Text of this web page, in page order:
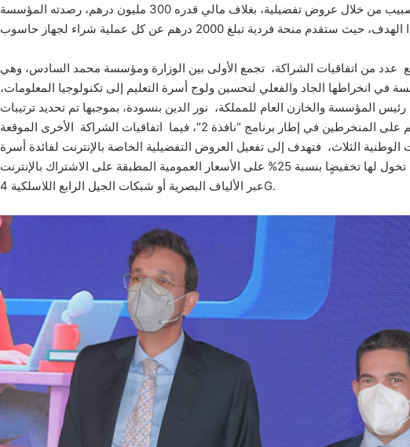
استفادتهم من الإنترنت عالي الصبيب من خلال عروض تفضيلية، بغلاف مالي قدره 300 مليون درهم، رصدته المؤسسة
عدد من اتفاقيات الشراكة، تجمع الأولى بين الوزارة ومؤسسة محمد السادس، وهي
في انخراطها الجاد والفعلي لتحسين ولوج أسرة التعليم إلى تكنولوجيا المعلومات،
رئيس المؤسسة والخازن العام للمملكة، نور الدين بنسودة، بموجبها تم تحديد ترتيبات
وأحكام عملية لتوزيع منح الدعم على المنخرطين في إطار برنامج “نافذة 2″، فيما اتفاقيات الشراكة الأخرى الموقعة
الثلاث، فتهدف إلى تفعيل العروض التفضيلية الخاصة بالإنترنت لفائدة أسرة
التربية والتكوين، ومن شأنها أن تخول لها تخفيضٍا بنسبة 25% على الأسعار العمومية المطبقة على الاشتراك بالإنترنت
عبر الألياف البصرية أو شبكات الجيل الرابع اللاسلكية 4G.